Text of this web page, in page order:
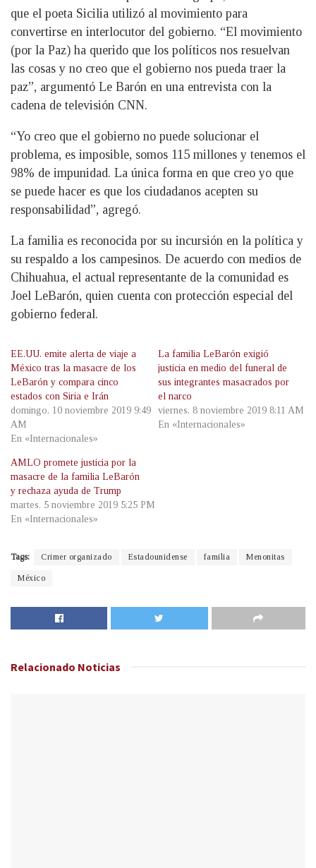
que el poeta Sicilia utilizó al movimiento para
convertirse en interlocutor del gobierno. “El movimiento
(por la Paz) ha querido que los políticos nos resuelvan
las cosas y no creo que el gobierno nos pueda traer la
paz”, argumentó Le Barón en una entrevista con la
cadena de televisión CNN.
“Yo creo que el gobierno no puede solucionar el
problema, es imposible, somos 115 millones y tenemos el
98% de impunidad. La única forma en que creo yo que
se puede hacer es que los ciudadanos acepten su
responsabilidad”, agregó.
La familia es reconocida por su incursión en la política y
su respaldo a los campesinos. De acuerdo con medios de
Chihuahua, el actual representante de la comunidad es
Joel LeBarón, quien cuenta con protección especial del
gobierno federal.
EE.UU. emite alerta de viaje a
México tras la masacre de los
LeBarón y compara cinco
estados con Siria e Irán
domingo, 10 noviembre 2019 9:49
AM
En «Internacionales»
La familia LeBarón exigió
justicia en medio del funeral de
sus integrantes masacrados por
el narco
viernes, 8 noviembre 2019 8:11 AM
En «Internacionales»
AMLO promete justicia por la
masacre de la familia LeBarón
y rechaza ayuda de Trump
martes, 5 noviembre 2019 5:25 PM
En «Internacionales»
Tags: Crimer organizado Estadounidense familia Menonitas
México
Relacionado Noticias